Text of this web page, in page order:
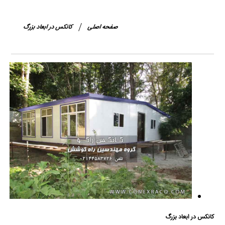
صفحه اصلی کانکس در ابعاد بزرگ
کانکس در ابعاد بزرگ